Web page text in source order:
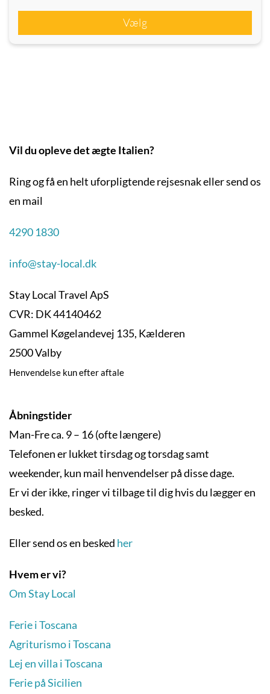
Vælg
Vil du opleve det ægte Italien?
Ring og få en helt uforpligtende rejsesnak eller send os
en mail
4290 1830
info@stay-local.dk
Stay Local Travel ApS
CVR: DK 44140462
Gammel Køgelandevej 135, Kælderen
2500 Valby
Henvendelse kun efter aftale
Åbningstider
Man-Fre ca. 9 – 16 (ofte længere)
Telefonen er lukket tirsdag og torsdag samt
weekender, kun mail henvendelser på disse dage.
Er vi der ikke, ringer vi tilbage til dig hvis du lægger en
besked.
Eller send os en besked her
Hvem er vi?
Om Stay Local
Ferie i Toscana
Agriturismo i Toscana
Lej en villa i Toscana
Ferie på Sicilien